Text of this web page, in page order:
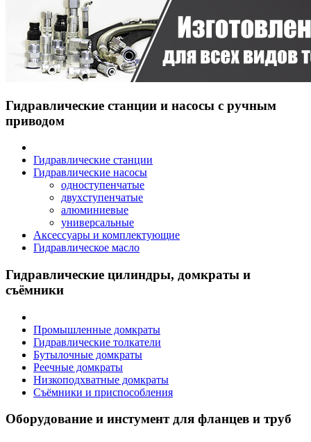
Гидравлические станции и насосы с ручным
приводом
Гидравлические станции
Гидравлические насосы
одноступенчатые
двухступенчатые
алюминиевые
универсальные
Аксессуары и комплектующие
Гидравлическое масло
Гидравлические цилиндры, домкраты и
съёмники
Промышленные домкраты
Гидравлические толкатели
Бутылочные домкраты
Реечные домкраты
Низкоподхватные домкраты
Съёмники и приспособления
Оборудование и инстумент для фланцев и труб